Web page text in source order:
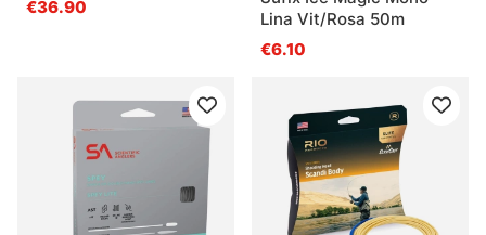
€36.90
Lina Vit/Rosa 50m
€6.10